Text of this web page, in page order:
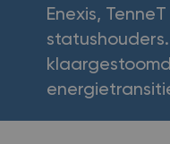
Enexis,